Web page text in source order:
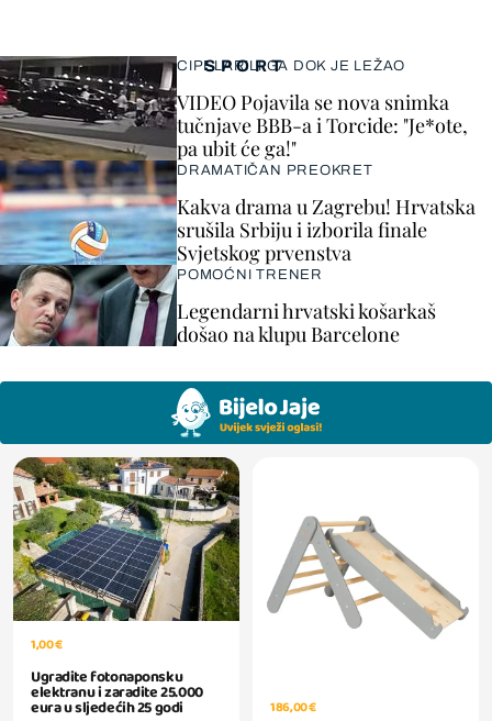
SPORT
CIPELARILI GA DOK JE LEŽAO
VIDEO Pojavila se nova snimka
tučnjave BBB-a i Torcide: "Je*ote,
pa ubit će ga!"
DRAMATIČAN PREOKRET
Kakva drama u Zagrebu! Hrvatska
srušila Srbiju i izborila finale
Svjetskog prvenstva
POMOĆNI TRENER
Legendarni hrvatski košarkaš
došao na klupu Barcelone
1,00 €
Ugradite fotonaponsku
elektranu i zaradite 25.000
eura u sljedećih 25 godi 186,00 €